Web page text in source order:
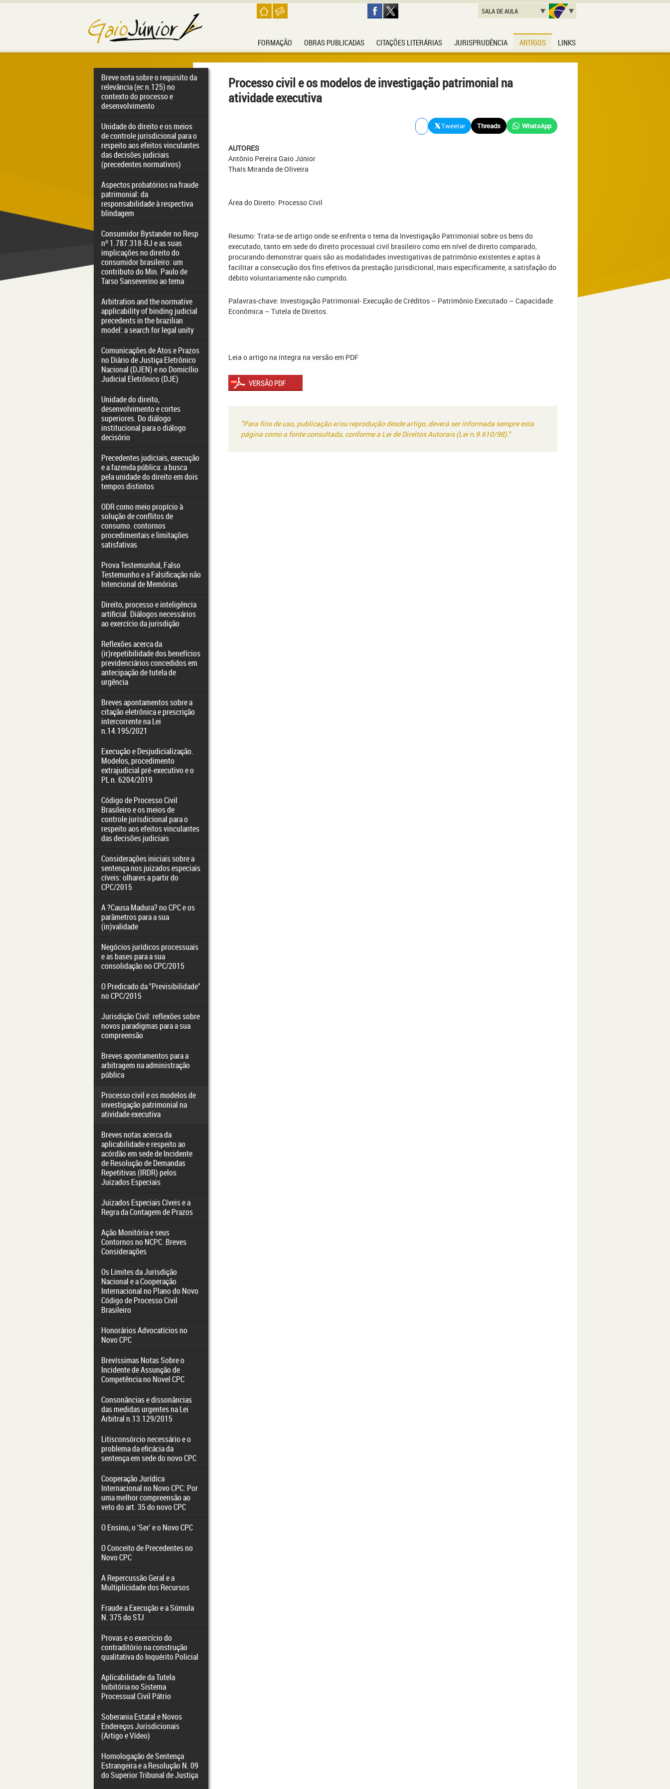
FORMAÇÃO OBRAS PUBLICADAS CITAÇÕES LITERÁRIAS JURISPRUDÊNCIA ARTIGOS LINKS
SALA DE AULA
Breve nota sobre o requisito da
relevância (ec n.125) no
contexto do processo e
desenvolvimento
Unidade do direito e os meios
de controle jurisdicional para o
respeito aos efeitos vinculantes
das decisões judiciais
(precedentes normativos)
Aspectos probatórios na fraude
patrimonial: da
responsabilidade à respectiva
blindagem
Consumidor Bystander no Resp
nº 1.787.318-RJ e as suas
implicações no direito do
consumidor brasileiro: um
contributo do Min. Paulo de
Tarso Sanseverino ao tema
Arbitration and the normative
applicability of binding judicial
precedents in the brazilian
model: a search for legal unity
Comunicações de Atos e Prazos
no Diário de Justiça Eletrônico
Nacional (DJEN) e no Domicílio
Judicial Eletrônico (DJE)
Unidade do direito,
desenvolvimento e cortes
superiores. Do diálogo
institucional para o diálogo
decisório
Precedentes judiciais, execução
e a fazenda pública: a busca
pela unidade do direito em dois
tempos distintos
ODR como meio propício à
solução de conflitos de
consumo. contornos
procedimentais e limitações
satisfativas
Prova Testemunhal, Falso
Testemunho e a Falsificação não
Intencional de Memórias
Direito, processo e inteligência
artificial. Diálogos necessários
ao exercício da jurisdição
Reflexões acerca da
(ir)repetibilidade dos benefícios
previdenciários concedidos em
antecipação de tutela de
urgência
Breves apontamentos sobre a
citação eletrônica e prescrição
intercorrente na Lei
n.14.195/2021
Execução e Desjudicialização.
Modelos, procedimento
extrajudicial pré-executivo e o
PL n. 6204/2019
Código de Processo Civil
Brasileiro e os meios de
controle jurisdicional para o
respeito aos efeitos vinculantes
das decisões judiciais
Considerações iniciais sobre a
sentença nos juizados especiais
cíveis: olhares a partir do
CPC/2015
A ?Causa Madura? no CPC e os
parâmetros para a sua
(in)validade
Negócios jurídicos processuais
e as bases para a sua
consolidação no CPC/2015
O Predicado da "Previsibilidade"
no CPC/2015
Jurisdição Civil: reflexões sobre
novos paradigmas para a sua
compreensão
Breves apontamentos para a
arbitragem na administração
pública
Processo civil e os modelos de
investigação patrimonial na
atividade executiva
Breves notas acerca da
aplicabilidade e respeito ao
acórdão em sede de Incidente
de Resolução de Demandas
Repetitivas (IRDR) pelos
Juizados Especiais
Juizados Especiais Cíveis e a
Regra da Contagem de Prazos
Ação Monitória e seus
Contornos no NCPC. Breves
Considerações
Os Limites da Jurisdição
Nacional e a Cooperação
Internacional no Plano do Novo
Código de Processo Civil
Brasileiro
Honorários Advocatícios no
Novo CPC
Brevíssimas Notas Sobre o
Incidente de Assunção de
Competência no Novel CPC
Consonâncias e dissonâncias
das medidas urgentes na Lei
Arbitral n.13.129/2015
Litisconsórcio necessário e o
problema da eficácia da
sentença em sede do novo CPC
Cooperação Jurídica
Internacional no Novo CPC: Por
uma melhor compreensão ao
veto do art. 35 do novo CPC
O Ensino, o 'Ser' e o Novo CPC
O Conceito de Precedentes no
Novo CPC
A Repercussão Geral e a
Multiplicidade dos Recursos
Fraude a Execução e a Súmula
N. 375 do STJ
Provas e o exercício do
contraditório na construção
qualitativa do Inquérito Policial
Aplicabilidade da Tutela
Inibitória no Sistema
Processual Civil Pátrio
Soberania Estatal e Novos
Endereços Jurisdicionais
(Artigo e Vídeo)
Homologação de Sentença
Estrangeira e a Resolução N. 09
do Superior Tribunal de Justiça
Processo civil e os modelos de investigação patrimonial na
atividade executiva
Tweetar Threads WhatsApp
AUTORES
Antônio Pereira Gaio Júnior
Thaís Miranda de Oliveira
Área do Direito: Processo Civil
Resumo: Trata-se de artigo onde se enfrenta o tema da Investigação Patrimonial sobre os bens do
executado, tanto em sede do direito processual civil brasileiro como em nível de direito comparado,
procurando demonstrar quais são as modalidades investigativas de patrimônio existentes e aptas à
facilitar a consecução dos fins efetivos da prestação jurisdicional, mais especificamente, a satisfação do
débito voluntariamente não cumprido.
Palavras-chave: Investigação Patrimonial- Execução de Créditos – Patrimônio Executado – Capacidade
Econômica – Tutela de Direitos.
Leia o artigo na íntegra na versão em PDF
"Para fins de uso, publicação e/ou reprodução desde artigo, deverá ser informada sempre esta
página como a fonte consultada, conforme a Lei de Direitos Autorais (Lei n.9.610/98)."